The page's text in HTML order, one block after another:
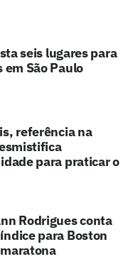
seis lugares para
São Paulo
referência na
para praticar o
Rodrigues conta
para Boston